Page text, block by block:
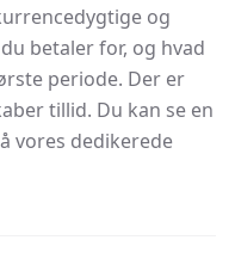
og
betaler for, og hvad
periode. Der er
tillid. Du kan se en
vores dedikerede